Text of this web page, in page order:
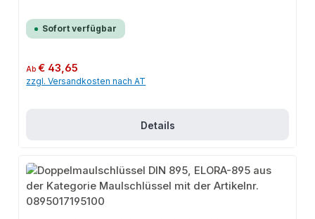
Sofort verfügbar
Regulärer Preis:
Ab€ 43,65
zzgl. Versandkosten nach AT
Details